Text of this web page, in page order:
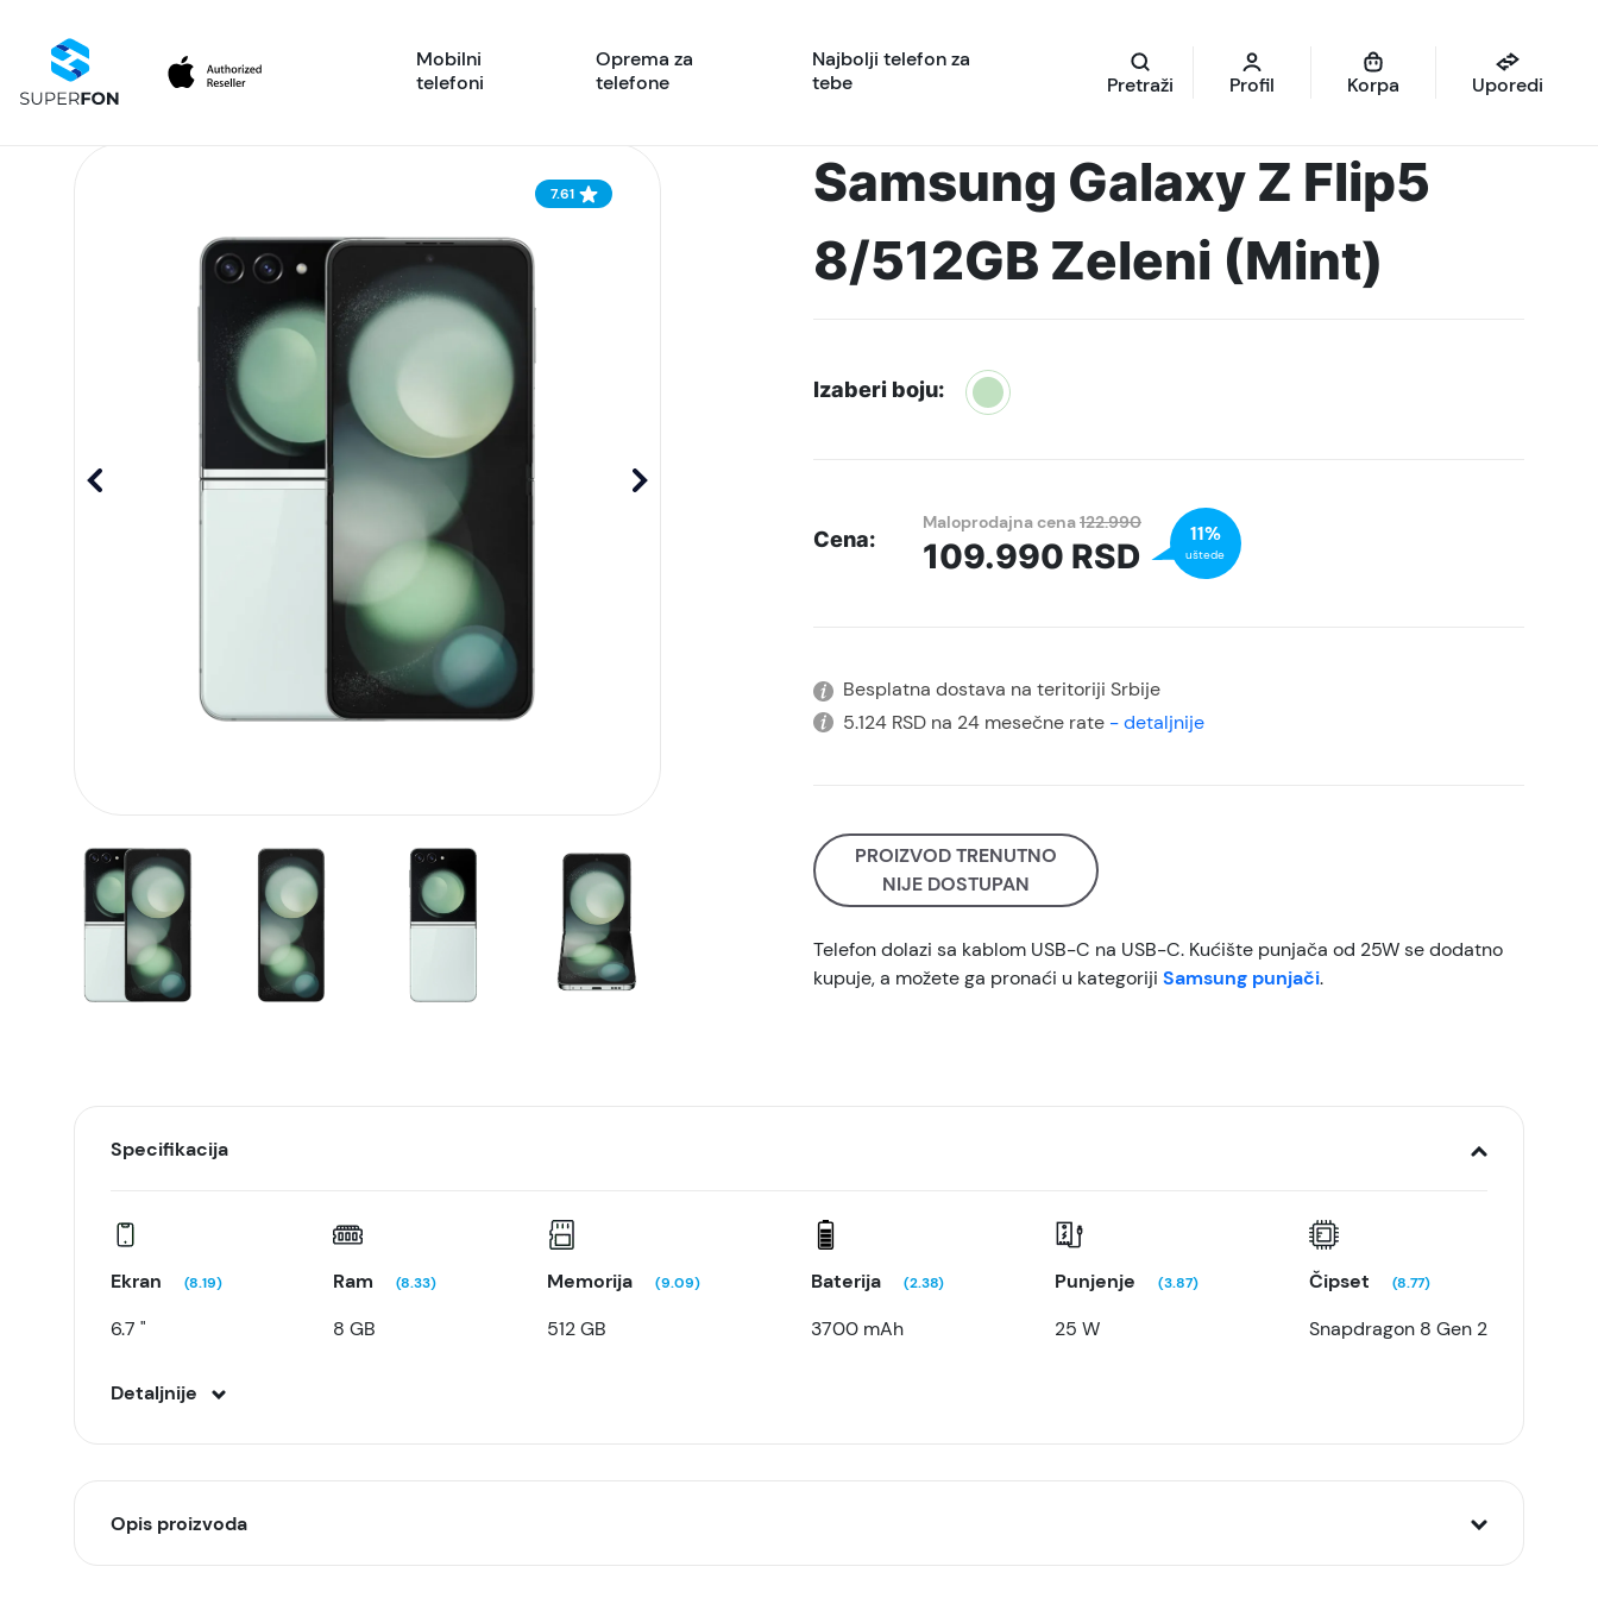
Mobilni
telefoni
Oprema za
telefone
Najbolji telefon za
tebe
Pretraži Profil Korpa Uporedi
7.61
Samsung Galaxy Z Flip5
8/512GB Zeleni (Mint)
Izaberi boju:
Cena:
Maloprodajna cena122.990
109.990 RSD
11%
uštede
Besplatna dostava na teritoriji Srbije
5.124 RSD na 24 mesečne rate- detaljnije
PROIZVOD TRENUTNO
NIJE DOSTUPAN
Telefon dolazi sa kablom USB-C na USB-C. Kućište punjača od 25W se dodatno
kupuje, a možete ga pronaći u kategoriji Samsung punjači.
Specifikacija
Ekran (8.19)
6.7 "
Ram (8.33)
8 GB
Memorija (9.09)
512 GB
Baterija (2.38)
3700 mAh
Punjenje (3.87)
25 W
Čipset (8.77)
Snapdragon 8 Gen 2
Detaljnije
Opis proizvoda